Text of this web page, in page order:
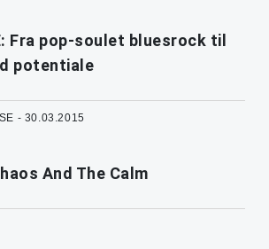
Fra pop-soulet bluesrock til
potentiale
- 30.03.2015
And The Calm